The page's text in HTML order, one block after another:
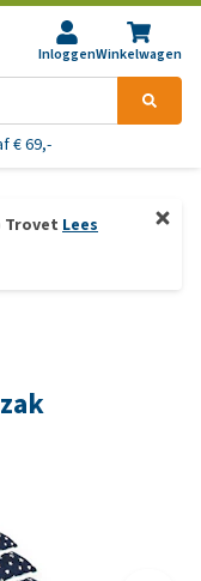
InloggenWinkelwagen
€ 69,-
Trovet Lees